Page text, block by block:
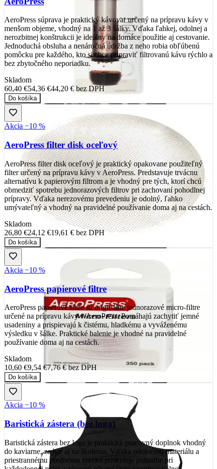
AeroPress súprava je praktický kávovar určený na prípravu kávy v
menšom objeme, vhodný na 1 až 3 šálky. Vďaka ľahkej, odolnej a
nerozbitnej konštrukcii je ideálny na domáce použitie aj cestovanie.
Jednoduchá obsluha a nenáročná údržba z neho robia obľúbenú
pomôcku pre každého, kto si chce pripraviť filtrovanú kávu rýchlo a
bez zbytočného neporiadku.
Skladom
60,40 €54,36 €44,20 € bez DPH
Do košíka
Akcia −10 %
AeroPress filter disk oceľový
AeroPress filter disk oceľový je praktický opakovane použiteľný
filter určený na prípravu kávy v AeroPress. Predstavuje trvácnu
alternatívu k papierovým filtrom a je vhodný pre tých, ktorí chcú
obmedziť spotrebu jednorazových filtrov pri zachovaní pohodlnej
prípravy. Vďaka nerezovému prevedeniu je odolný, ľahko
umývateľný a vhodný na pravidelné používanie doma aj na cestách.
Skladom
26,80 €24,12 €19,61 € bez DPH
Do košíka
Akcia −10 %
AeroPress papierové filtre
AeroPress papierové filtre sú originálne jednorazové micro-filtre
určené na prípravu kávy v AeroPress. Pomáhajú zachytiť jemné
usadeniny a prispievajú k čistému, hladkému a vyváženému
výsledku v šálke. Praktické balenie je vhodné na pravidelné
používanie doma aj na cestách.
Skladom
10,60 €9,54 €7,76 €bez DPH
Do košíka
Akcia −10 %
Baristická zástera (bez loga)
Baristická zástera bez loga je praktický pracovný doplnok vhodný
do kaviarne, za bar aj na školenia. Vďaka odolnému materiálu a
priestrannému prednému vrecku poskytuje pohodlie pri